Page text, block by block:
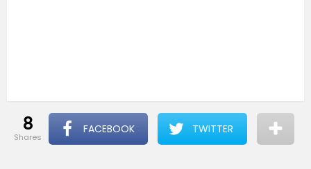
8
shares
FACEBOOK TWITTER